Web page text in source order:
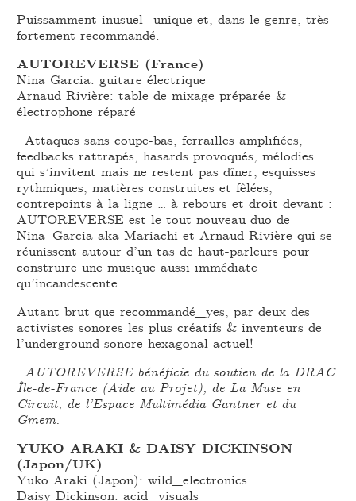
Puissamment inusuel_unique et, dans le genre, très
fortement recommandé.
AUTOREVERSE (France)
Nina Garcia: guitare électrique
Arnaud Rivière: table de mixage préparée &
électrophone réparé
Attaques sans coupe-bas, ferrailles amplifiées,
feedbacks rattrapés, hasards provoqués, mélodies
qui s’invitent mais ne restent pas dîner, esquisses
rythmiques, matières construites et fêlées,
contrepoints à la ligne … à rebours et droit devant :
AUTOREVERSE est le tout nouveau duo de
Nina Garcia aka Mariachi et Arnaud Rivière qui se
réunissent autour d’un tas de haut-parleurs pour
construire une musique aussi immédiate
qu’incandescente.
Autant brut que recommandé_yes, par deux des
activistes sonores les plus créatifs & inventeurs de
l’underground sonore hexagonal actuel!
AUTOREVERSE bénéficie du soutien de la DRAC
Île-de-France (Aide au Projet), de La Muse en
Circuit, de l’Espace Multimédia Gantner et du
Gmem.
YUKO ARAKI & DAISY DICKINSON
(Japon/UK)
Yuko Araki (Japon): wild_electronics
Daisy Dickinson: acid_visuals